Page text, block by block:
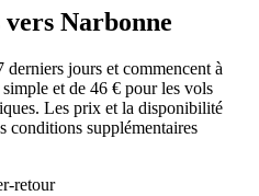
vers Narbonne
jours et commencent à
et de 46 € pour les vols
Les prix et la disponibilité
conditions supplémentaires
retour